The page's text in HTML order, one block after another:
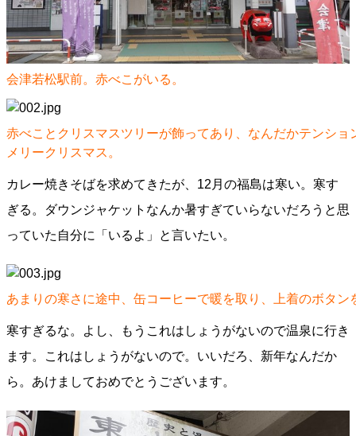
会津若松駅前。赤べこがいる。
赤べことクリスマスツリーが飾ってあり、なんだかテンショ
メリークリスマス。
カレー焼きそばを求めてきたが、12月の福島は寒い。寒す
ぎる。ダウンジャケットなんか暑すぎていらないだろうと思
っていた自分に「いるよ」と言いたい。
あまりの寒さに途中、缶コーヒーで暖を取り、上着のボタン
寒すぎるな。よし、もうこれはしょうがないので温泉に行き
ます。これはしょうがないので。いいだろ、新年なんだか
ら。あけましておめでとうございます。